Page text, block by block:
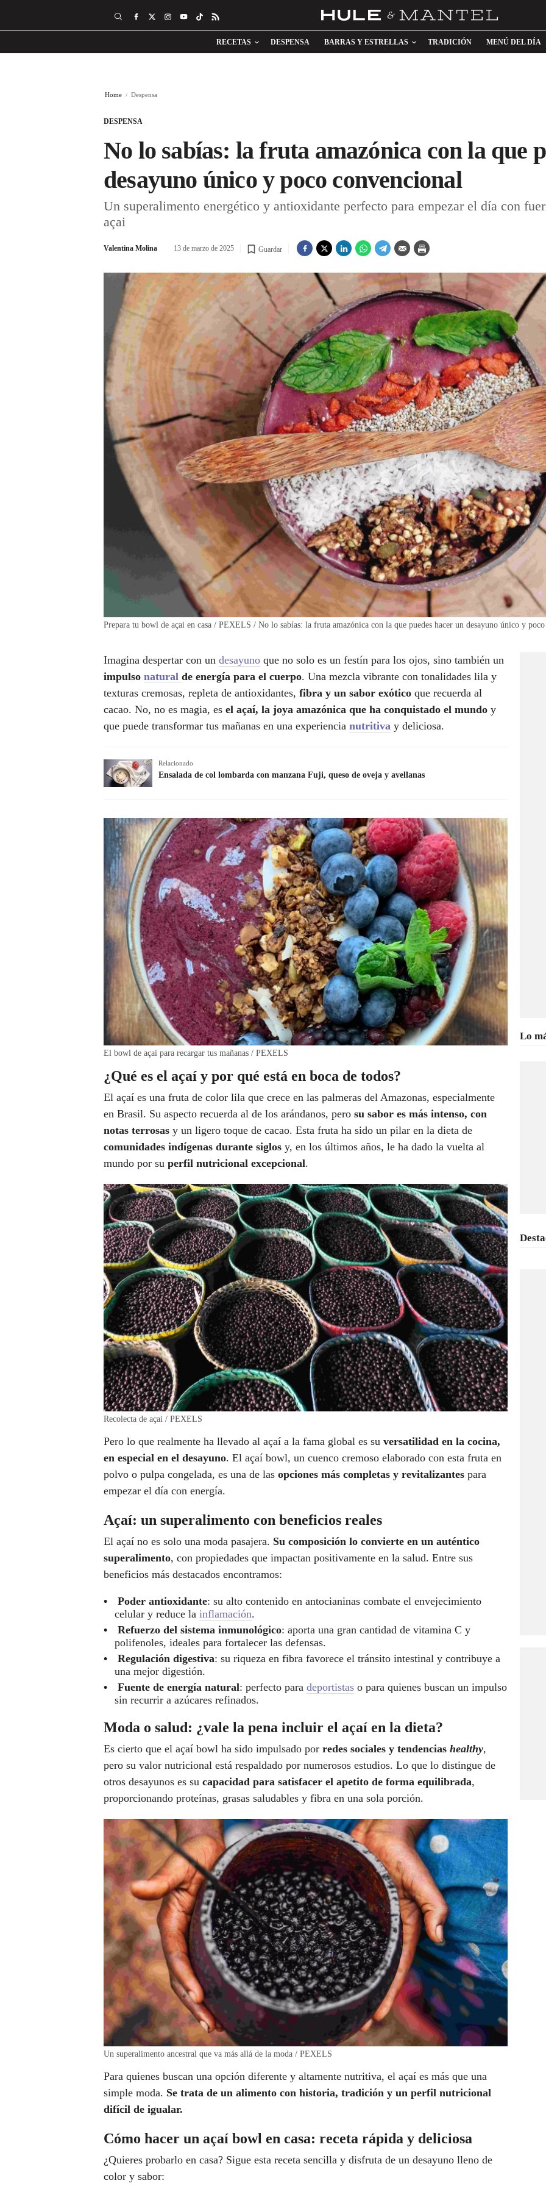
RECETAS DESPENSA BARRAS Y ESTRELLAS TRADICIÓN MENÚ DEL DÍA
Home Despensa
DESPENSA
No lo sabías: la fruta amazónica con la que
desayuno único y poco convencional
Un superalimento energético y antioxidante perfecto para empezar el día con
açai
Valentina Molina 13 de marzo de 2025 Guardar
Prepara tu bowl de açai en casa / PEXELS / No lo sabías: la fruta amazónica con la que puedes hacer un desayuno único y
Imagina despertar con un desayuno que no solo es un festín para los ojos, sino también un
impulso natural de energía para el cuerpo. Una mezcla vibrante con tonalidades lila y
texturas cremosas, repleta de antioxidantes, fibra y un sabor exótico que recuerda al
cacao. No, no es magia, es el açaí, la joya amazónica que ha conquistado el mundo y
que puede transformar tus mañanas en una experiencia nutritiva y deliciosa.
Relacionado
Ensalada de col lombarda con manzana Fuji, queso de oveja y avellanas
El bowl de açai para recargar tus mañanas / PEXELS
¿Qué es el açaí y por qué está en boca de todos?
El açaí es una fruta de color lila que crece en las palmeras del Amazonas, especialmente
en Brasil. Su aspecto recuerda al de los arándanos, pero su sabor es más intenso, con
notas terrosas y un ligero toque de cacao. Esta fruta ha sido un pilar en la dieta de
comunidades indígenas durante siglos y, en los últimos años, le ha dado la vuelta al
mundo por su perfil nutricional excepcional.
Recolecta de açai / PEXELS
Pero lo que realmente ha llevado al açaí a la fama global es su versatilidad en la cocina,
en especial en el desayuno. El açaí bowl, un cuenco cremoso elaborado con esta fruta en
polvo o pulpa congelada, es una de las opciones más completas y revitalizantes para
empezar el día con energía.
Açaí: un superalimento con beneficios reales
El açaí no es solo una moda pasajera. Su composición lo convierte en un auténtico
superalimento, con propiedades que impactan positivamente en la salud. Entre sus
beneficios más destacados encontramos:
Poder antioxidante: su alto contenido en antocianinas combate el envejecimiento
celular y reduce la inflamación.
Refuerzo del sistema inmunológico: aporta una gran cantidad de vitamina C y
polifenoles, ideales para fortalecer las defensas.
Regulación digestiva: su riqueza en fibra favorece el tránsito intestinal y contribuye a
una mejor digestión.
Fuente de energía natural: perfecto para deportistas o para quienes buscan un impulso
sin recurrir a azúcares refinados.
Moda o salud: ¿vale la pena incluir el açaí en la dieta?
Es cierto que el açaí bowl ha sido impulsado por redes sociales y tendencias healthy,
pero su valor nutricional está respaldado por numerosos estudios. Lo que lo distingue de
otros desayunos es su capacidad para satisfacer el apetito de forma equilibrada,
proporcionando proteínas, grasas saludables y fibra en una sola porción.
Un superalimento ancestral que va más allá de la moda / PEXELS
Para quienes buscan una opción diferente y altamente nutritiva, el açaí es más que una
simple moda. Se trata de un alimento con historia, tradición y un perfil nutricional
difícil de igualar.
Cómo hacer un açaí bowl en casa: receta rápida y deliciosa
¿Quieres probarlo en casa? Sigue esta receta sencilla y disfruta de un desayuno lleno de
color y sabor:
Lo